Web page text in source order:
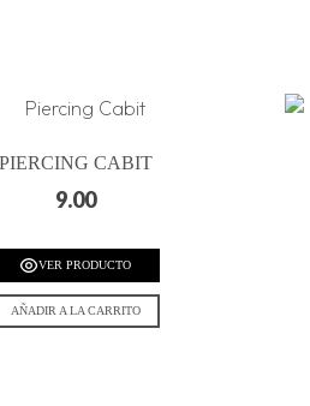
PIERCING CABIT
9.00
VER PRODUCTO
AÑADIR A LA CARRITO